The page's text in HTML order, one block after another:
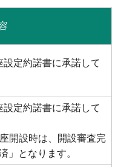
定約諾書に承諾して
定約諾書に承諾して
開設時は、開設審査完
」となります。